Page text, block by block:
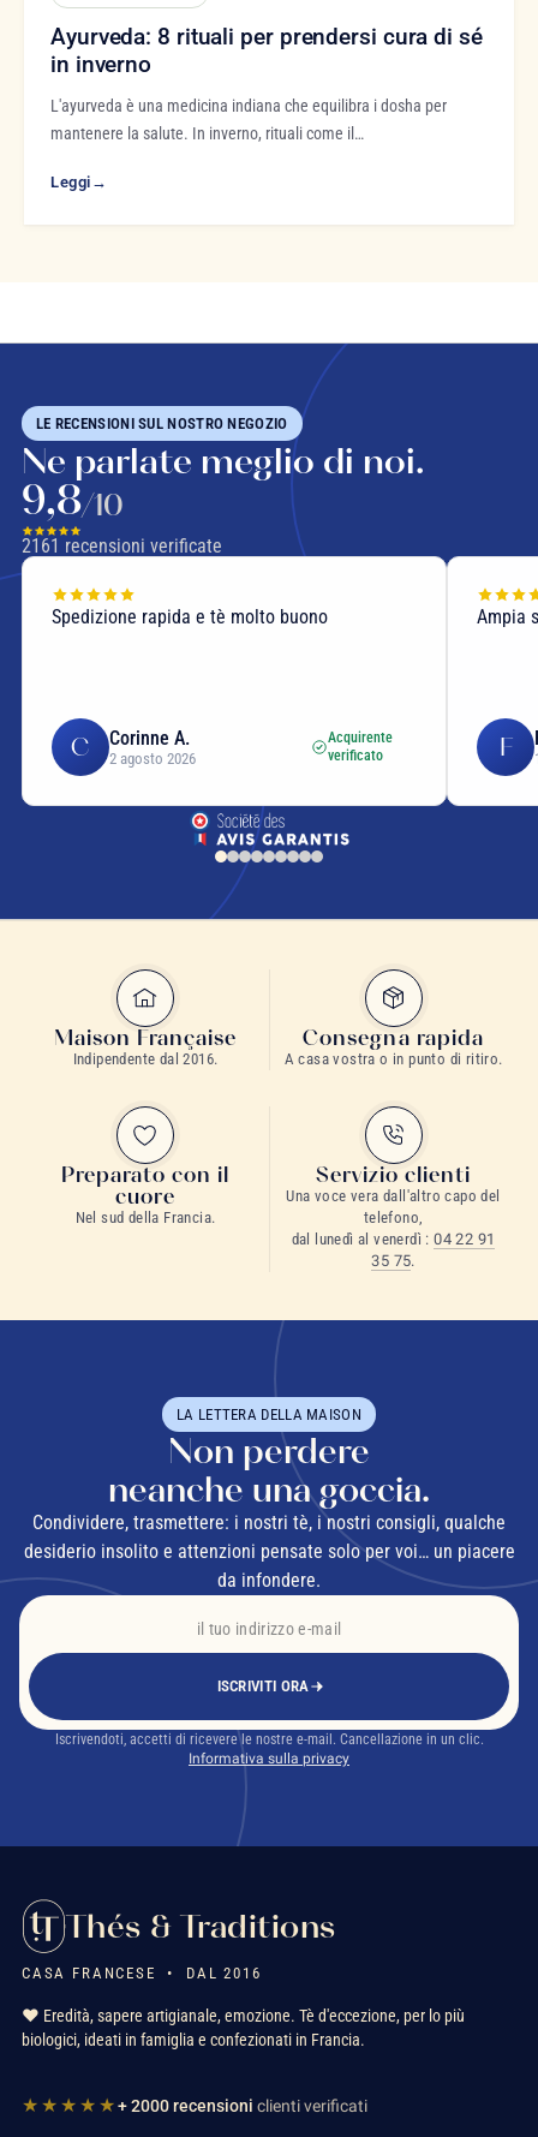
Ayurveda: 8 rituali per prendersi cura di sé
in inverno
L'ayurveda è una medicina indiana che equilibra i dosha per
mantenere la salute. In inverno, rituali come il…
Leggi →
LE RECENSIONI SUL NOSTRO NEGOZIO
Ne parlate meglio di noi.
9,8/10
2161 recensioni verificate
Spedizione rapida e tè molto buono
C Corinne A.
2 agosto 2026
Acquirente
verificato
Ampia
F
Maison Française
Indipendente dal 2016.
Consegna rapida
A casa vostra o in punto di ritiro.
Preparato con il
cuore
Nel sud della Francia.
Servizio clienti
Una voce vera dall'altro capo del
telefono,
dal lunedì al venerdì :04 22 91
35 75.
LA LETTERA DELLA MAISON
Non perdere
neanche una goccia.
Condividere, trasmettere: i nostri tè, i nostri consigli, qualche
desiderio insolito e attenzioni pensate solo per voi… un piacere
da infondere.
ISCRIVITI ORA
Iscrivendoti, accetti di ricevere le nostre e-mail. Cancellazione in un clic.
Informativa sulla privacy
Thés & Traditions
CASA FRANCESE • DAL 2016
❤️ Eredità, sapere artigianale, emozione. Tè d'eccezione, per lo più
biologici, ideati in famiglia e confezionati in Francia.
★★★★★+ 2000 recensioni clienti verificati